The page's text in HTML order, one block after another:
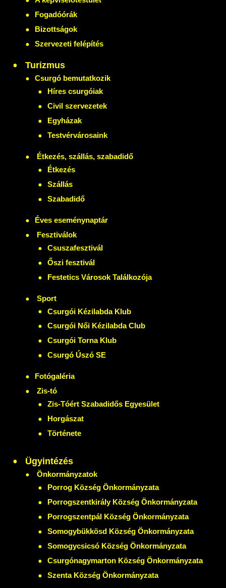
Fogadóórák
Bizottságok
Szervezeti felépítés
Turizmus
Csurgó bemutatkozik
Híres csurgóiak
Civil szervezetek
Egyházak
Testvérvárosaink
Étkezés, szállás, szabadidő
Étkezés
Szállás
Szabadidő
Éves eseménynaptár
Fesztiválok
Csuszafesztivál
Őszi fesztivál
Festetics Városok Találkozója
Sport
Csurgói Kézilabda Klub
Csurgói Női Kézilabda Club
Csurgói Torna Klub
Csurgó Úszó SE
Fotógaléria
Zis-tó
Zis-Tóért Szabadidős Egyesület
Horgászat
Története
Ügyintézés
Önkormányzatok
Porrog Község Önkormányzata
Porrogszentkirály Község Önkormányzata
Porrogszentpál Község Önkormányzata
Somogybükkösd Község Önkormányzata
Somogycsicsó Község Önkormányzata
Csurgónagymarton Község Önkormányzata
Szenta Község Önkormányzata